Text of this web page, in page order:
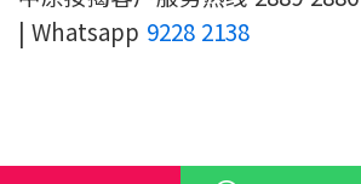
| Whatsapp 9228 2138